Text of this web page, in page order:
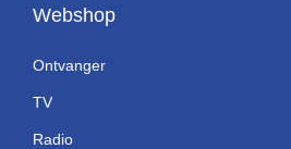
Webshop
Ontvanger
TV
Radio